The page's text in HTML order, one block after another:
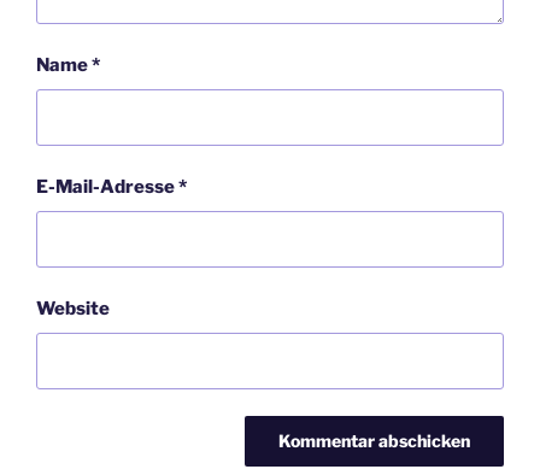
Name*
E-Mail-Adresse*
Website